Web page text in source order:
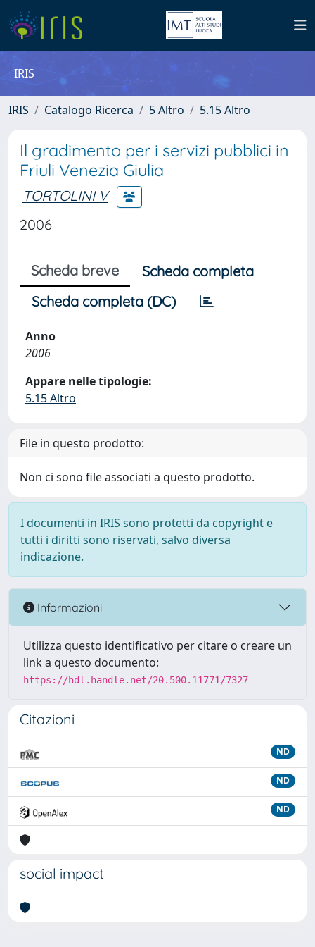
IRIS
IRIS Catalogo Ricerca 5 Altro 5.15 Altro
Il gradimento per i servizi pubblici in
Friuli Venezia Giulia
TORTOLINI V
2006
Scheda breve
Scheda completa
Scheda completa (DC)
Anno
2006
Appare nelle tipologie:
5.15 Altro
File in questo prodotto:
Non ci sono file associati a questo prodotto.
I documenti in IRIS sono protetti da copyright e
tutti i diritti sono riservati, salvo diversa
indicazione.
Informazioni
Utilizza questo identificativo per citare o creare un
link a questo documento:
https://hdl.handle.net/20.500.11771/7327
Citazioni
ND
ND
ND
social impact